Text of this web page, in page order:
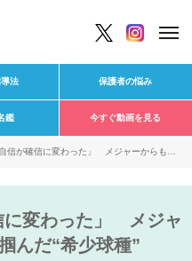
法 保護者の悩み
鑑 今すぐ動画を見る
信が確信に変わった」 メジャーからも熱
に変わった」 メジャ
んだ“希少球種”